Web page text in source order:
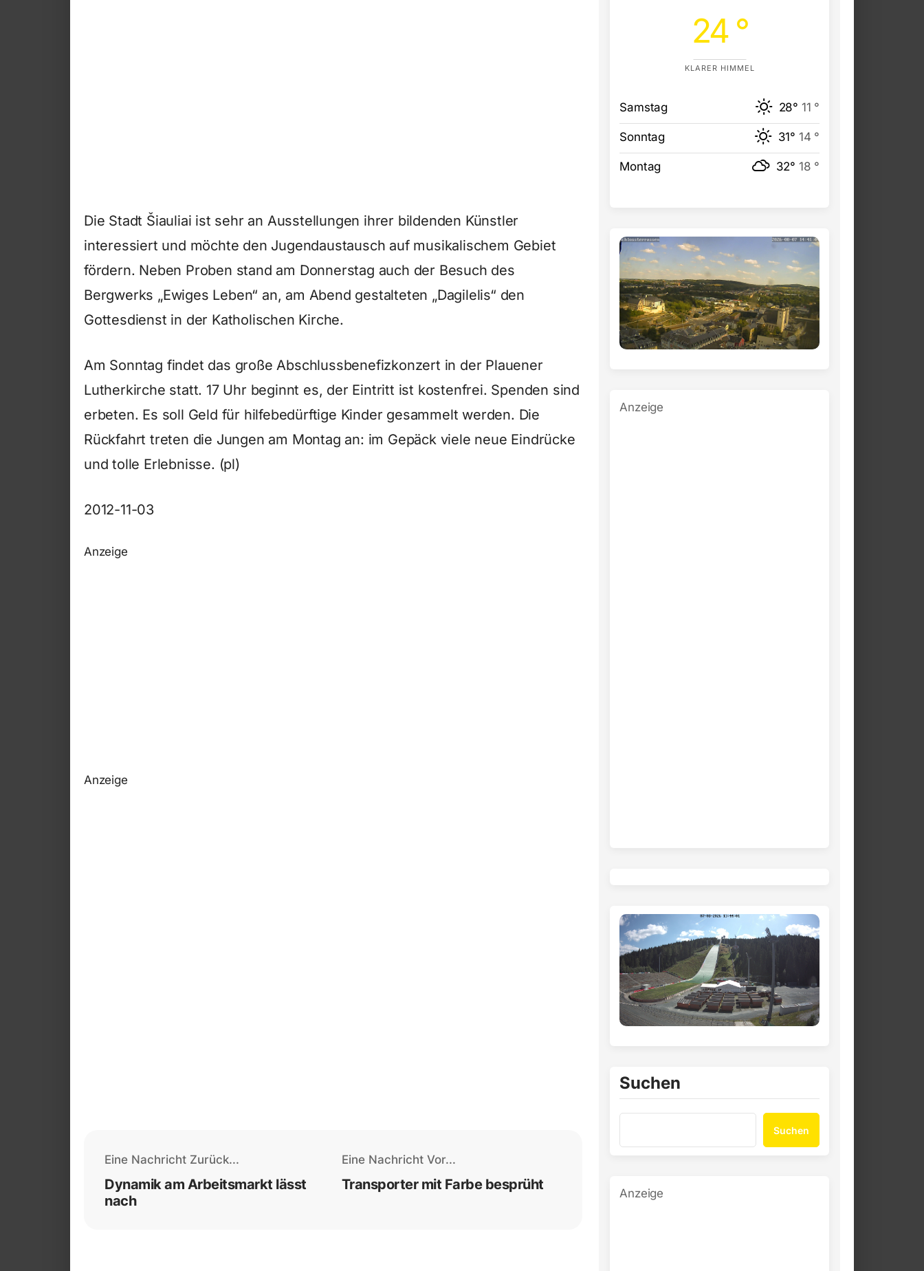
Die Stadt Šiauliai ist sehr an Ausstellungen ihrer bildenden Künstler
interessiert und möchte den Jugendaustausch auf musikalischem Gebiet
fördern. Neben Proben stand am Donnerstag auch der Besuch des
Bergwerks „Ewiges Leben“ an, am Abend gestalteten „Dagilelis“ den
Gottesdienst in der Katholischen Kirche.
Am Sonntag findet das große Abschlussbenefizkonzert in der Plauener
Lutherkirche statt. 17 Uhr beginnt es, der Eintritt ist kostenfrei. Spenden sind
erbeten. Es soll Geld für hilfebedürftige Kinder gesammelt werden. Die
Rückfahrt treten die Jungen am Montag an: im Gepäck viele neue Eindrücke
und tolle Erlebnisse. (pl)
2012-11-03
Anzeige
Anzeige
Eine Nachricht Zurück...
Dynamik am Arbeitsmarkt lässt
nach
Eine Nachricht Vor...
Transporter mit Farbe besprüht
24 °
KLARER HIMMEL
Samstag 28° 11 °
Sonntag 31° 14 °
Montag 32° 18 °
Anzeige
Suchen
Suchen
Anzeige